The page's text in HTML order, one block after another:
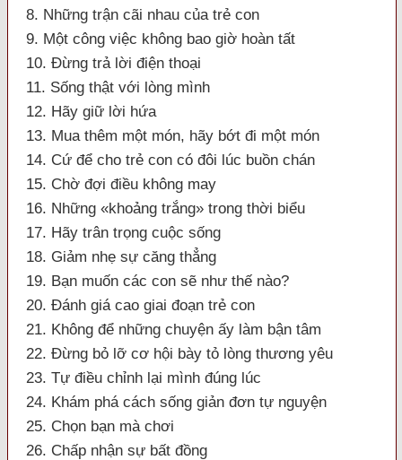
8. Những trận cãi nhau của trẻ con
9. Một công việc không bao giờ hoàn tất
10. Đừng trả lời điện thoại
11. Sống thật với lòng mình
12. Hãy giữ lời hứa
13. Mua thêm một món, hãy bớt đi một món
14. Cứ để cho trẻ con có đôi lúc buồn chán
15. Chờ đợi điều không may
16. Những «khoảng trắng» trong thời biểu
17. Hãy trân trọng cuộc sống
18. Giảm nhẹ sự căng thẳng
19. Bạn muốn các con sẽ như thế nào?
20. Đánh giá cao giai đoạn trẻ con
21. Không để những chuyện ấy làm bận tâm
22. Đừng bỏ lỡ cơ hội bày tỏ lòng thương yêu
23. Tự điều chỉnh lại mình đúng lúc
24. Khám phá cách sống giản đơn tự nguyện
25. Chọn bạn mà chơi
26. Chấp nhận sự bất đồng